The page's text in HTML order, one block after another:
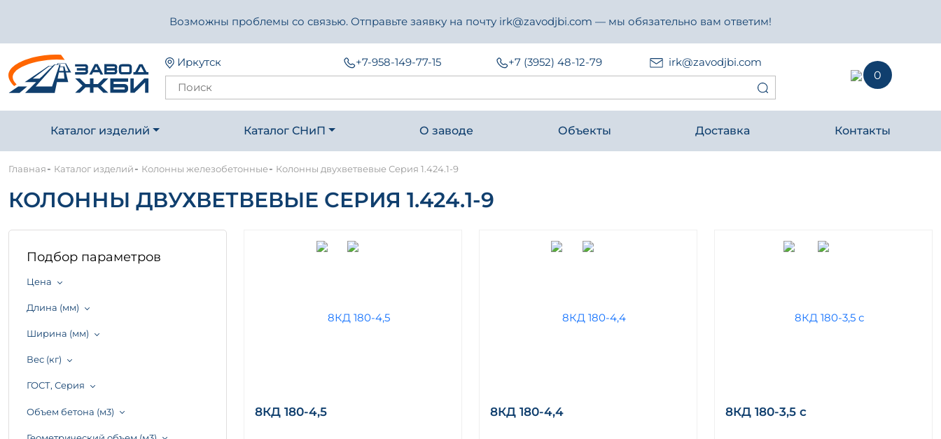
Возможны проблемы со связью. Отправьте заявку на почту irk@zavodjbi.com — мы обязательно вам ответим!
Иркутск +7-958-149-77-15 +7 (3952) 48-12-79
irk@zavodjbi.com
0
Каталог изделий Каталог СНиП О заводе Объекты Доставка Контакты
Главная- Каталог изделий- Колонны железобетонные- Колонны двухветвевые Серия 1.424.1-9
КОЛОННЫ ДВУХВЕТВЕВЫЕ СЕРИЯ 1.424.1-9
Подбор параметров
Цена
Длина (мм)
Ширина (мм)
Вес (кг)
ГОСТ, Серия
Объем бетона (м3) 8КД 180-4,5 8КД 180-4,4 8КД 180-3,5 с